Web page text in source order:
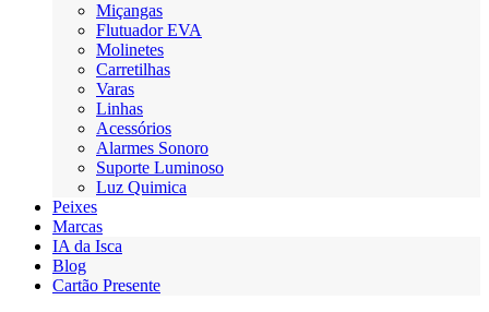
Miçangas
Flutuador EVA
Molinetes
Carretilhas
Varas
Linhas
Acessórios
Alarmes Sonoro
Suporte Luminoso
Luz Quimica
Peixes
Marcas
IA da Isca
Blog
Cartão Presente